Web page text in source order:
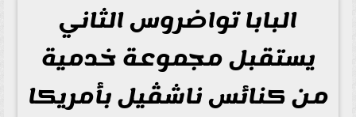
البابا تواضروس الثاني
يستقبل مجموعة خدمية
من كنائس ناشڤيل بأمريكا